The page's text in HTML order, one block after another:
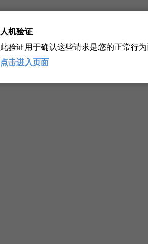
人机验证
此验证用于确认这些请求是您的正常行
点击进入页面